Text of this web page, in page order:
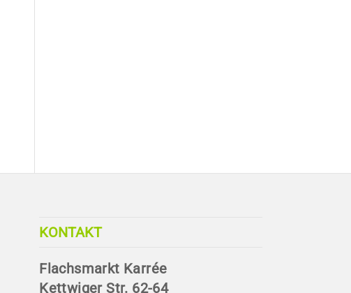
KONTAKT
Flachsmarkt Karrée
Kettwiger Str. 62-64